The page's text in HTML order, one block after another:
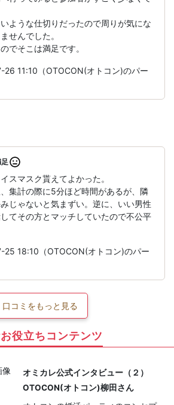
ような仕切りだったので周りが気にな
せんでした。
でそこは満足です。
11:10（OTOCON(オトコン)のパー
スマスク貰えてよかった。
集計の際に5分ほど時間があるが、隣
じゃないと気まずい。逆に、いい男性
てその方とマッチしていたので不公平
18:10（OTOCON(オトコン)のパー
口コミをもっと見る
役立ちコンテンツ
オミカレ公式インタビュー（２）
OTOCON(オトコン)柳田さん